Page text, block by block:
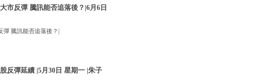
市反彈 騰訊能否追落後？|6月6日
騰訊能否追落後？|
反彈延續 |5月30日 星期一 |朱子